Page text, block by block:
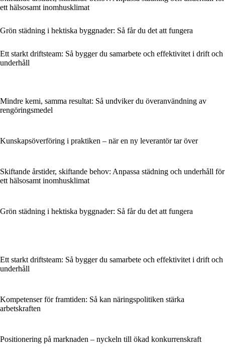
ett hälsosamt inomhusklimat
Grön städning i hektiska byggnader: Så får du det att fungera
Ett starkt driftsteam: Så bygger du samarbete och effektivitet i drift och
underhåll
Mindre kemi, samma resultat: Så undviker du överanvändning av
rengöringsmedel
Kunskapsöverföring i praktiken – när en ny leverantör tar över
Skiftande årstider, skiftande behov: Anpassa städning och underhåll för
ett hälsosamt inomhusklimat
Grön städning i hektiska byggnader: Så får du det att fungera
Ett starkt driftsteam: Så bygger du samarbete och effektivitet i drift och
underhåll
Kompetenser för framtiden: Så kan näringspolitiken stärka
arbetskraften
Positionering på marknaden – nyckeln till ökad konkurrenskraft